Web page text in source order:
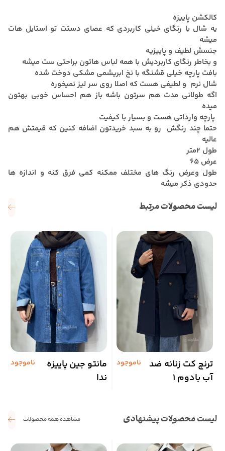
کالکشن پاییزه
یه شال با رنگای خیلی کاربردی که عصای دستت تو استایل هات
میشه
جنسش لطیف و پاییزیه
و بخاطر رنگای کاربردیش با همه لباس هاتون براحتی ست میشه
بافت پارچه خیلی قشنگه با نخ ابریشمی مشکی دوخت شده
شال نرم و لطیفی هست که اصلا روی سر لیز نمیخوره
اگه طولانی مدت هم سرتون باشه باز هم احساس خوبی بهتون
میده
پارچه وارداتی هست و بسیار با کیفیت
حتما چند رنگش رو به سبد خریدتون اضافه کنین که قیمتش هم
عالیه
طول 2متر
عرض 65
طول وعرض رنگ های مختلف ممکنه کمی فرق کنه و اندازه ها
حدودی ذکر میشه
لیست محصولات مرتبط
ترنچ کت زنانه ضد
آب بادوم 1
ناموجود
مانتو جین پاییزه
ندا
ناموجود
لیست محصولات پیشنهادی مشاهده همه محصولات